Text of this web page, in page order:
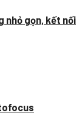
nhỏ gọn, kết nối